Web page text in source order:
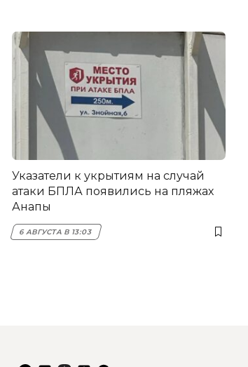
Указатели к укрытиям на случай
атаки БПЛА появились на пляжах
Анапы
6 АВГУСТА В 13:03